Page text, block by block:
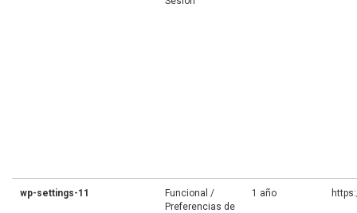
wp-settings-11
Funcional /
Preferencias de
1 año